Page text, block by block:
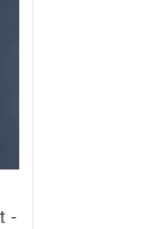
-